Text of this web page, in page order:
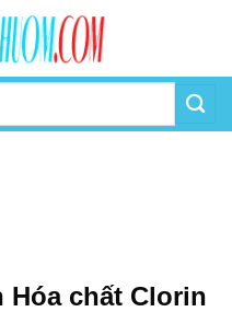
Hóa chất Clorin